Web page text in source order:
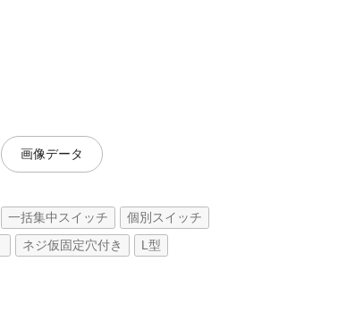
画像データ
一括集中スイッチ 個別スイッチ
ネジ仮固定穴付き L型